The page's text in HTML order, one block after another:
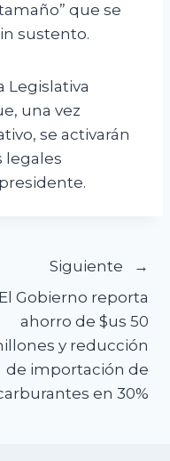
que se
sustento.
Legislativa
una vez
se activarán
legales
Siguiente
El Gobierno reporta
ahorro de $us 50
y reducción
de importación de
en 30%